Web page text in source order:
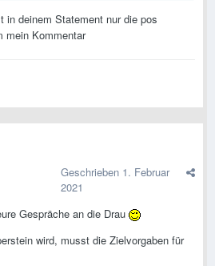
in deinem Statement nur die pos
mein Kommentar
Geschrieben 1. Februar
2021
Gespräche an die Drau
wird, musst die Zielvorgaben für